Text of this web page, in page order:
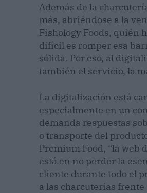
Además de la
más, abriéndose a la
Fishology Foods, quién
difícil es romper esa
sólida. Por eso, al
también el servicio, la
La digitalización está
especialmente en un
demanda respuestas
o transporte del
Premium Food, “la web
está en no perder la
cliente durante todo el
a las charcuterías frente